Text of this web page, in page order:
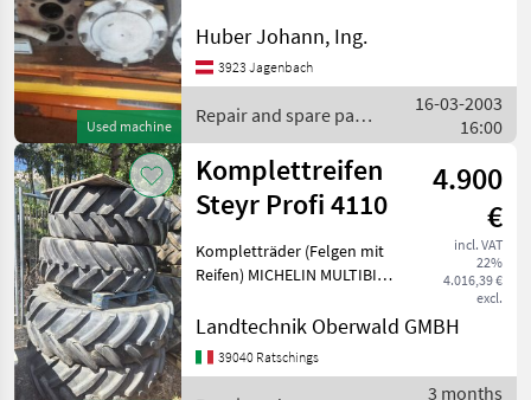
Used machine
clutch, gearbox complete
hydraulics with additional
Huber Johann, Ing.
3923 Jagenbach
Repair and spare parts
/ Steyr
16-03-2003
16:00
Komplettreifen
Steyr Profi 4110
4.900
€
incl. VAT
22%
4.016,39 €
excl.
Kompletträder (Felgen mit
Reifen) MICHELIN MULTIBIB,
Profil, 440/65R28 90% Profil
and spare parts Tractor
Landtechnik Oberwald GMBH
39040 Ratschings
3 months